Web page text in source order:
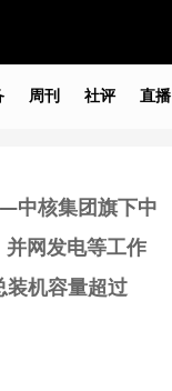
周刊 社评 直播
中核集团旗下中
网发电等工作
装机容量超过